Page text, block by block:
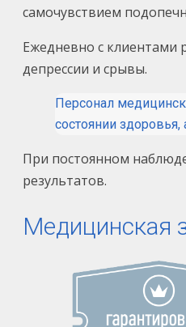
самочувствием
Ежедневно с клиентами
депрессии и срывы.
Персонал
состоянии
При постоянном
результатов.
Медицинская